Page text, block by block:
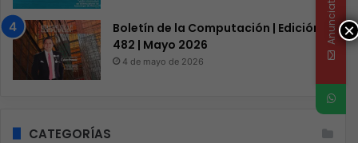
Boletín de la Computación | Edición
482 | Mayo 2026
4 de mayo de 2026
CATEGORÍAS
×
Anunciate